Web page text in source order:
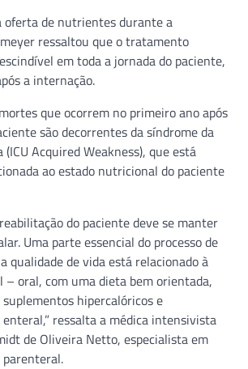
oferta de nutrientes durante a
ressaltou que o tratamento
em toda a jornada do paciente,
a internação.
que ocorrem no primeiro ano após
são decorrentes da síndrome da
Acquired Weakness), que está
ao estado nutricional do paciente
do paciente deve se manter
Uma parte essencial do processo de
qualidade de vida está relacionado à
oral, com uma dieta bem orientada,
hipercalóricos e
ressalta a médica intensivista
de Oliveira Netto, especialista em